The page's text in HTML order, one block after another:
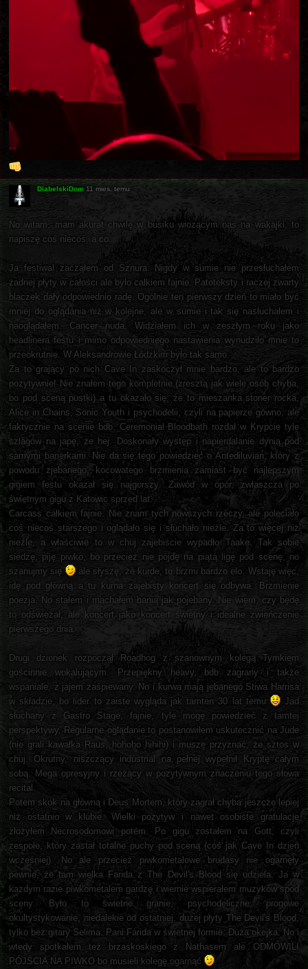
DiabelskiDom 11 mies. temu
No witam, mam akurat chwilę w busiku wiozącym nas na wakajki, to
napiszę coś niecoś, a co.
Ja festiwal zacząłem od Sznura. Nigdy w sumie nie przesłuchałem
żadnej płyty w całości ale było całkiem fajnie. Patoteksty i raczej zwarty
blaczek dały odpowiednio radę. Ogólnie ten pierwszy dzień to miało być
mniej do oglądania niż w kolejne, ale w sumie i tak się nasłuchałem i
naoglądałem. Cancer nuda. Widziałem ich w zeszłym roku jako
headlinera festu i mimo odpowiedniego nastawienia wynudziło mnie to
przeokrutnie. W Aleksandrowie Łódzkim było tak samo.
Za to grający po nich Cave In zaskoczył mnie bardzo, ale to bardzo
pozytywnie! Nie znałem tego kompletnie (zresztą jak wiele osób chyba,
bo pod sceną pustki) a tu okazało się, że to mieszanka stoner rocka,
Alice in Chains, Sonic Youth i psychodelii, czyli na papierze gówno, ale
faktycznie na scenie bdb. Ceremonial Bloodbath rozdał w Krypcie tyle
szlagów na japę, że hej. Doskonały występ i napierdalanie dynią pod
samymi barierkami. Nie da się tego powiedzieć o Antediluvian, który z
powodu zjebanego, kocowatego brzmienia zamiast być najlepszym
gigiem festu okazał się najgorszy. Zawód w opór, zwłaszcza po
świetnym gigu z Katowic sprzed lat.
Carcass całkiem fajnie. Nie znam tych nowszych rzeczy, ale poleciało
coś niecoś starszego i oglądało się i słuchało nieźle. Za to więcej niż
nieźle, a właściwie to w chuj zajebiście wypadło Taake. Tak sobie
siedzę, piję piwko, bo przecież nie pójdę na piątą ligę pod scenę, no
szanujmy się
ale słyszę, że kurde, to brzmi bardzo elo. Wstaję więc,
idę pod główną a tu kurna zajebisty koncert się odbywa. Brzmienie
poezja. No stałem i machałem banią jak pojebany. Nie wiem, czy będę
to odświeżał, ale koncert jako koncert świetny i idealne zwieńczenie
pierwszego dnia.
Drugi dzionek rozpoczął Roadhog z szanownym kolegą Tymkiem
gościnnie wokalującym. Przepiękny heavy, bdb zagrany i także
wspaniale, z jajem zaśpiewany. No i kurwa mają jebanego Stiwa Harrisa
w składzie, bo lider to zaiste wygląda jak tamten 30 lat temu
Jad
słuchany z Gastro Stage, fajnie, tyle mogę powiedzieć z tamtej
perspektywy. Regularne oglądanie to postanowiłem uskutecznić na Jude
(nie grali kawałka Raus, hohoho hihihi) i muszę przyznać, że sztos w
chuj. Okrutny, niszczący industrial na pełnej wypełnił Kryptę całym
sobą. Mega opresyjny i rzeżący w pozytywnym znaczeniu tego słowa
recital.
Potem skok na główną i Deus Mortem, który zagrał chyba jeszcze lepiej
niż ostatnio w klubie. Wielki pozytyw i nawet osobiste gratulacje
złożyłem Necrosodomowi potem. Po gigu zostałem na Gott, czyli
zespole, który zastał totalne puchy pod sceną (coś jak Cave In dzień
wcześniej). No ale przecież piwkometalowe brudasy nie ogarnęły
pewnie, że tam wielka Farida z The Devil's Blood się udziela. Ja w
każdym razie piwkometalem gardzę i wiernie wspierałem muzyków spod
sceny. Było to świetne granie, psychodeliczne, progowe
okultystykowanie, niedalekie od ostatniej, dużej płyty The Devil's Blood,
tylko bez gitary Selima. Pani Farida w świetnej formie. Duża okejka. No i
wtedy spotkałem też brzaskoskiego z Nathasem ale ODMÓWILI
PÓJŚCIA NA PIWKO bo musieli kolegę ogarnąć